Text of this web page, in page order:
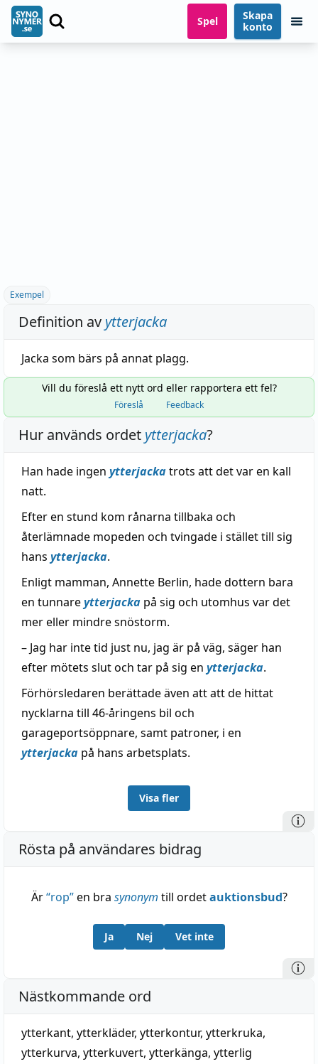
Spel
Skapa
konto
Exempel
Definition av ytterjacka
Jacka som bärs på annat plagg.
Vill du föreslå ett nytt ord eller rapportera ett fel?
Föreslå Feedback
Hur används ordet ytterjacka?
Han hade ingen ytterjackatrots att det var en kall
natt.
Efter en stund kom rånarna tillbaka och
återlämnade mopeden och tvingade i stället till sig
hans ytterjacka.
Enligt mamman, Annette Berlin, hade dottern bara
en tunnareytterjacka på sig och utomhus var det
mer eller mindre snöstorm.
– Jag har inte tid just nu, jag är på väg, säger han
efter mötets slut och tar på sig en ytterjacka.
Förhörsledaren berättade även att att de hittat
nycklarna till 46-åringens bil och
garageportsöppnare, samt patroner, i en
ytterjacka på hans arbetsplats.
Visa fler
Rösta på användares bidrag
Är“rop”en bra synonym till ordetauktionsbud?
Ja Nej Vet inte
Nästkommande ord
ytterkant, ytterkläder, ytterkontur, ytterkruka,
ytterkurva, ytterkuvert, ytterkänga, ytterlig